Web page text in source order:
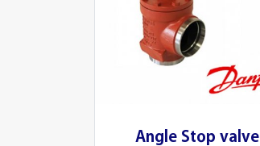
Angle Stop valve